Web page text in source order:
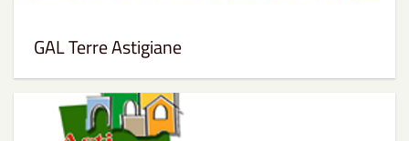
GAL Terre Astigiane